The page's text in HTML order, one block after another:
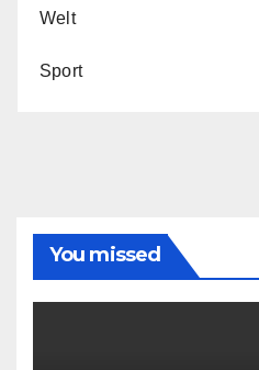
Welt
Sport
You missed